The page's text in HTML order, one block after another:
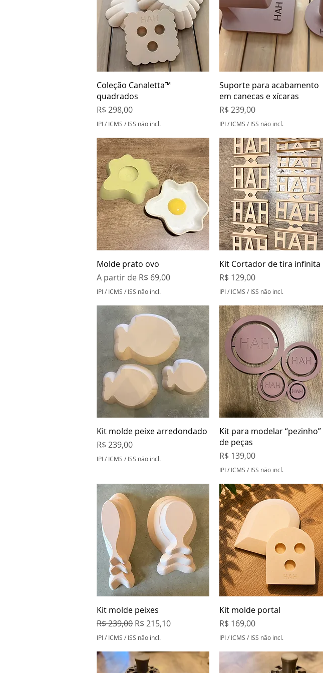
Visualização rápida
Coleção Canaletta™
quadrados
Preço
R$ 298,00
IPI / ICMS / ISS não incl.
Visualização rápida
Suporte para acabamento
em canecas e xícaras
Preço
R$ 239,00
IPI / ICMS / ISS não incl.
Visualização rápida
Molde prato ovo
A partir de R$ 69,00
Preço promocional
IPI / ICMS / ISS não incl.
Visualização rápida
Kit Cortador de tira infinita
Preço
R$ 129,00
IPI / ICMS / ISS não incl.
Visualização rápida
Kit molde peixe arredondado
Preço
R$ 239,00
IPI / ICMS / ISS não incl.
Visualização rápida
Kit para modelar “pezinho”
de peças
Preço
R$ 139,00
IPI / ICMS / ISS não incl.
Visualização rápida
Kit molde peixes
Preço normal
R$ 239,00 Preço promocional
R$ 215,10
IPI / ICMS / ISS não incl.
Visualização rápida
Kit molde portal
Preço
R$ 169,00
IPI / ICMS / ISS não incl.